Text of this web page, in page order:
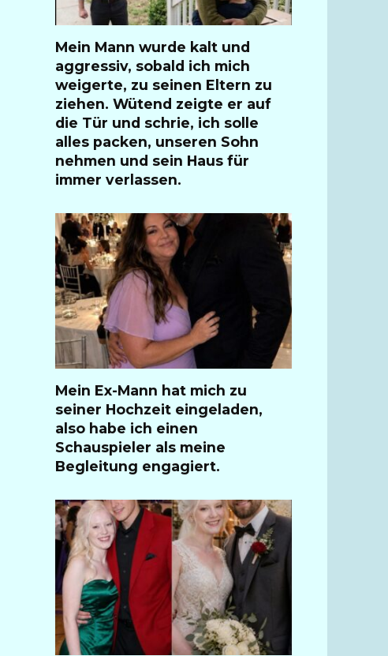
Mein Mann wurde kalt und
aggressiv, sobald ich mich
weigerte, zu seinen Eltern zu
ziehen. Wütend zeigte er auf
die Tür und schrie, ich solle
alles packen, unseren Sohn
nehmen und sein Haus für
immer verlassen.
Mein Ex-Mann hat mich zu
seiner Hochzeit eingeladen,
also habe ich einen
Schauspieler als meine
Begleitung engagiert.